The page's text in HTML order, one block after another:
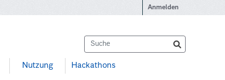
Anmelden
Nutzung Hackathons